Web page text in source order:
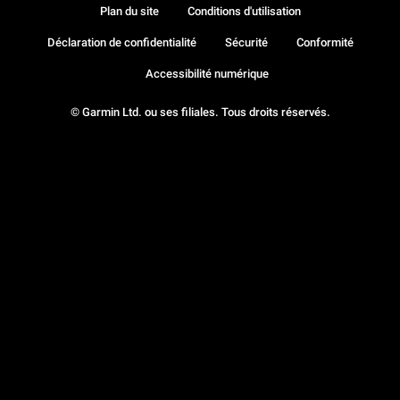
© Garmin Ltd. ou ses filiales. Tous droits réservés.
Plan du site Conditions d'utilisation
Déclaration de confidentialité Sécurité Conformité
Accessibilité numérique